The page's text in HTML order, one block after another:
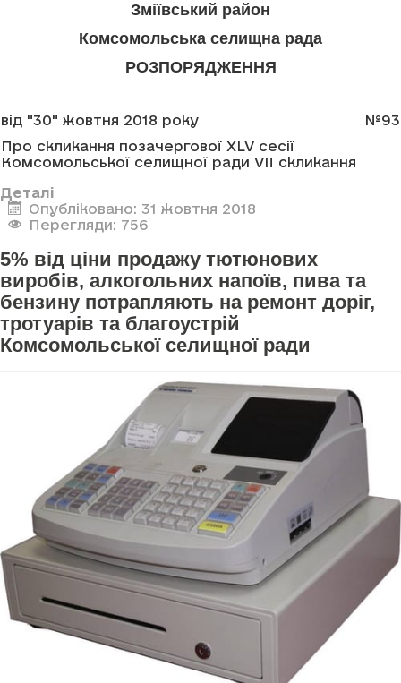
Зміївський район
Комсомольська селищна рада
РОЗПОРЯДЖЕННЯ
від "30" жовтня 2018 року
№93
Про скликання позачергової XLV сесії
Комсомольської селищної ради VII скликання
Деталі
Опубліковано: 31 жовтня 2018
Перегляди: 756
5% від ціни продажу тютюнових
виробів, алкогольних напоїв, пива та
бензину потрапляють на ремонт доріг,
тротуарів та благоустрій
Комсомольської селищної ради